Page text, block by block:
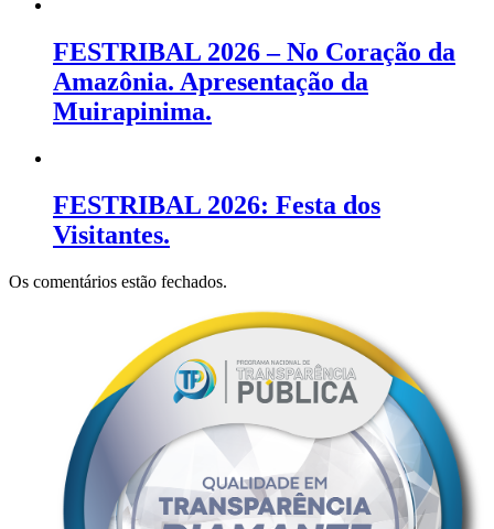
FESTRIBAL 2026 – No Coração da
Amazônia. Apresentação da
Muirapinima.
FESTRIBAL 2026: Festa dos
Visitantes.
Os comentários estão fechados.